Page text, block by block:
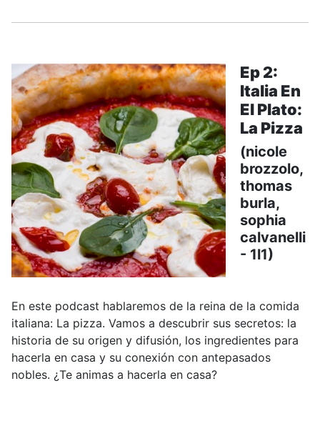
Ep 2:
Italia En
El Plato:
La Pizza
(nicole
brozzolo,
thomas
burla,
sophia
calvanelli
- 1l1)
En este podcast hablaremos de la reina de la comida
italiana: La pizza. Vamos a descubrir sus secretos: la
historia de su origen y difusión, los ingredientes para
hacerla en casa y su conexión con antepasados
nobles. ¿Te animas a hacerla en casa?